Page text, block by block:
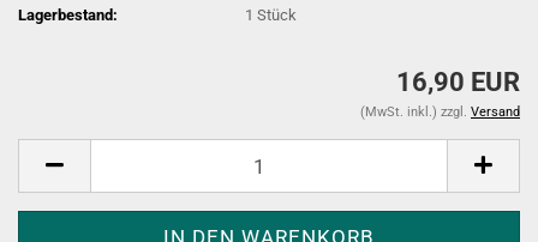
Lagerbestand:
1Stück
16,90 EUR
(MwSt. inkl.) zzgl. Versand